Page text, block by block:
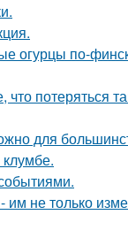
огурцы по-
потеряться
для
им не только